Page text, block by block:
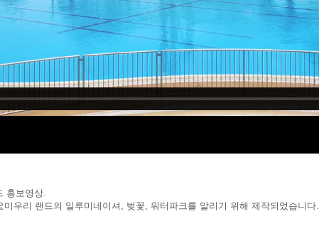
홍보영상.
우리 랜드의 일루미네이셔, 벚꽃, 워터파크를 알리기 위해 제작되었습니다.